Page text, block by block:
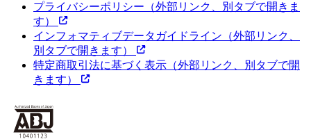
プライバシーポリシー （外部リンク、別タブで開きま
す）
インフォマティブデータガイドライン （外部リンク、
別タブで開きます）
特定商取引法に基づく表示 （外部リンク、別タブで開
きます）